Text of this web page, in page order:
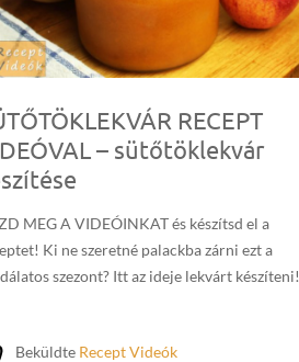
RECEPT
– sütőtöklekvár
MEG A VIDEÓINKAT és készítsd el a
Ki ne szeretné palackba zárni ezt a
szezont? Itt az ideje lekvárt készíteni!
Beküldte Recept Videók